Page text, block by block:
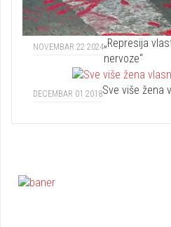
NOVEMBAR 22 2024„Represija
nervoze“
DECEMBAR 01 2018Sve više žena